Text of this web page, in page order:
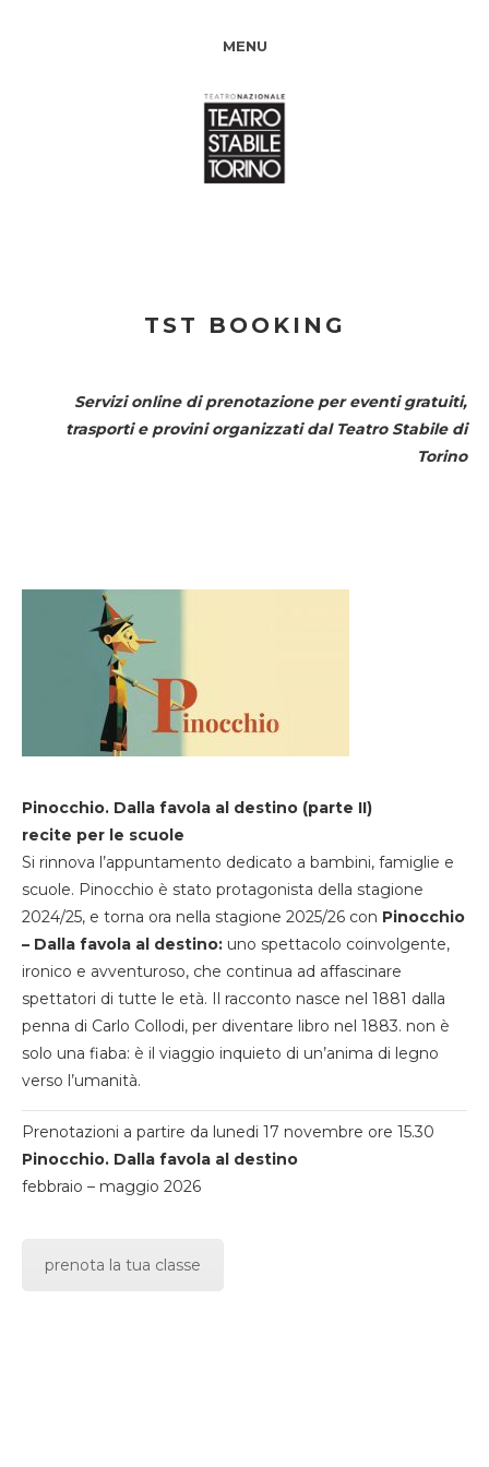
MENU
TST BOOKING
Servizi online di prenotazione per eventi gratuiti,
trasporti e provini organizzati dal Teatro Stabile di
Torino
Pinocchio. Dalla favola al destino (parte II)
recite per le scuole
Si rinnova l’appuntamento dedicato a bambini, famiglie e
scuole. Pinocchio è stato protagonista della stagione
2024/25, e torna ora nella stagione 2025/26 con Pinocchio
– Dalla favola al destino: uno spettacolo coinvolgente,
ironico e avventuroso, che continua ad affascinare
spettatori di tutte le età. Il racconto nasce nel 1881 dalla
penna di Carlo Collodi, per diventare libro nel 1883. non è
solo una fiaba: è il viaggio inquieto di un’anima di legno
verso l’umanità.
Prenotazioni a partire da lunedi 17 novembre ore 15.30
Pinocchio. Dalla favola al destino
febbraio – maggio 2026
prenota la tua classe